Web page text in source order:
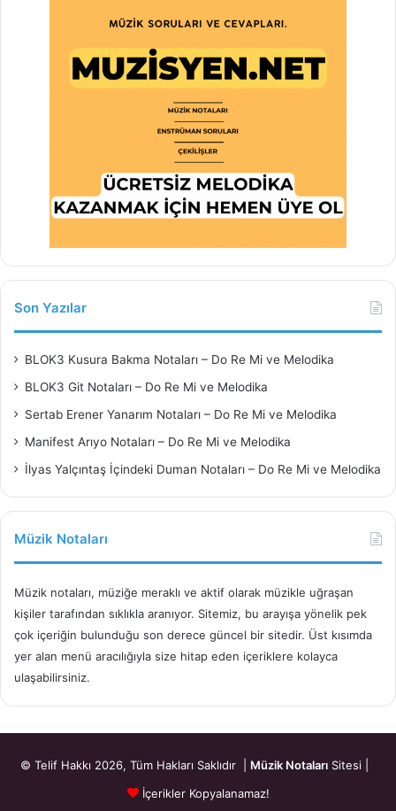
Son Yazılar
BLOK3 Kusura Bakma Notaları – Do Re Mi ve Melodika
BLOK3 Git Notaları – Do Re Mi ve Melodika
Sertab Erener Yanarım Notaları – Do Re Mi ve Melodika
Manifest Arıyo Notaları – Do Re Mi ve Melodika
İlyas Yalçıntaş İçindeki Duman Notaları – Do Re Mi ve Melodika
Müzik Notaları
Müzik notaları, müziğe meraklı ve aktif olarak müzikle uğraşan
kişiler tarafından sıklıkla aranıyor. Sitemiz, bu arayışa yönelik pek
çok içeriğin bulunduğu son derece güncel bir sitedir. Üst kısımda
yer alan menü aracılığıyla size hitap eden içeriklere kolayca
ulaşabilirsiniz.
© Telif Hakkı 2026, Tüm Hakları Saklıdır | Müzik Notaları Sitesi |
İçerikler Kopyalanamaz!